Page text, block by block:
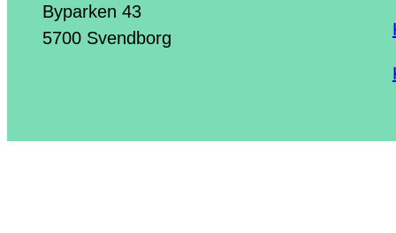
Byparken 43
5700 Svendborg